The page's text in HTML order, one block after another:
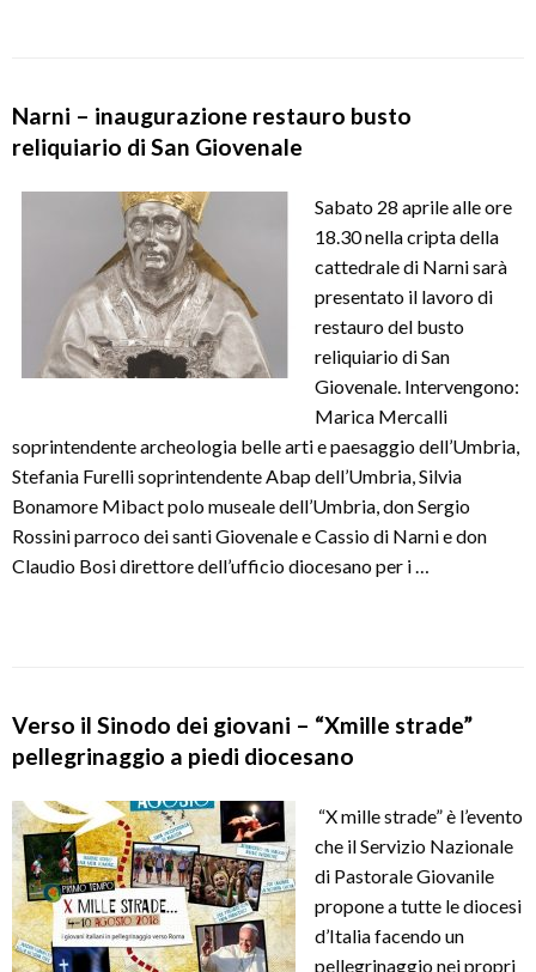
Narni – inaugurazione restauro busto
reliquiario di San Giovenale
Sabato 28 aprile alle ore
18.30 nella cripta della
cattedrale di Narni sarà
presentato il lavoro di
restauro del busto
reliquiario di San
Giovenale. Intervengono:
Marica Mercalli
soprintendente archeologia belle arti e paesaggio dell’Umbria,
Stefania Furelli soprintendente Abap dell’Umbria, Silvia
Bonamore Mibact polo museale dell’Umbria, don Sergio
Rossini parroco dei santi Giovenale e Cassio di Narni e don
Claudio Bosi direttore dell’ufficio diocesano per i …
Verso il Sinodo dei giovani – “Xmille strade”
pellegrinaggio a piedi diocesano
“X mille strade” è l’evento
che il Servizio Nazionale
di Pastorale Giovanile
propone a tutte le diocesi
d’Italia facendo un
pellegrinaggio nei propri